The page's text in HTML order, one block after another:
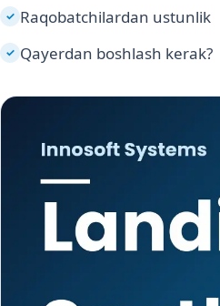
✓ Raqobatchilardan ustunlik
✓ Qayerdan boshlash kerak?